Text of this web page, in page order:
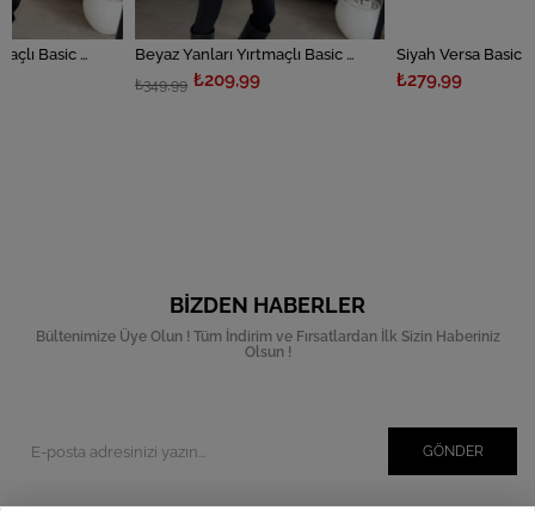
Siyah Yanları Yırtmaçlı Basic T-shirt Beyaz Yanları Yırtmaçlı Basic T-shirt
₺209,99
Siyah Versa Basic T-shirt
BIZDEN HABERLER
Bültenimize Üye Olun ! Tüm İndirim ve Fırsatlardan İlk Sizin Haberiniz
Olsun !
GÖNDER